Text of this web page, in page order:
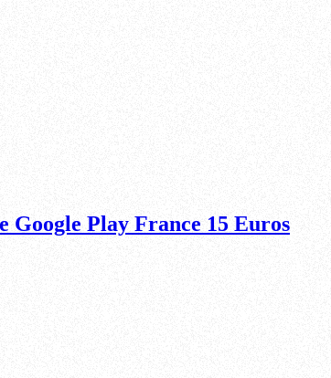
Google Play France 15 Euros